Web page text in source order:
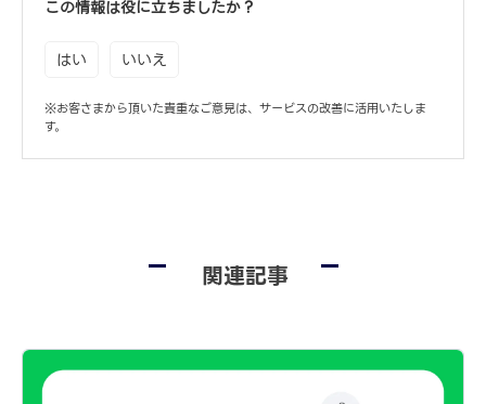
この情報は役に立ちましたか？
はい いいえ
※お客さまから頂いた貴重なご意見は、サービスの改善に活用いたしま
す。
関連記事